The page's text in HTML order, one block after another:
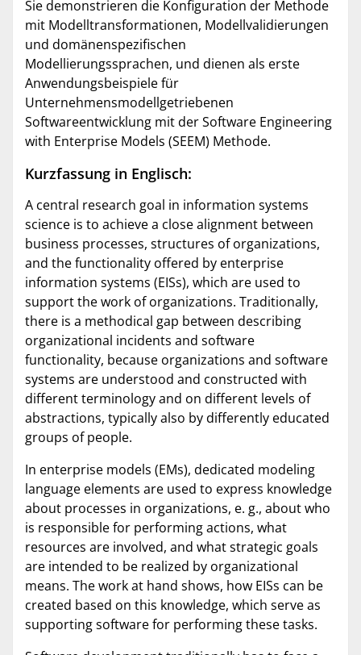
Sie demonstrieren die Konfiguration der Methode
mit Modelltransformationen, Modellvalidierungen
und domänenspezifischen
Modellierungssprachen, und dienen als erste
Anwendungsbeispiele für
Unternehmensmodellgetriebenen
Softwareentwicklung mit der Software Engineering
with Enterprise Models (SEEM) Methode.
Kurzfassung in Englisch:
A central research goal in information systems
science is to achieve a close alignment between
business processes, structures of organizations,
and the functionality offered by enterprise
information systems (EISs), which are used to
support the work of organizations. Traditionally,
there is a methodical gap between describing
organizational incidents and software
functionality, because organizations and software
systems are understood and constructed with
different terminology and on different levels of
abstractions, typically also by differently educated
groups of people.
In enterprise models (EMs), dedicated modeling
language elements are used to express knowledge
about processes in organizations, e. g., about who
is responsible for performing actions, what
resources are involved, and what strategic goals
are intended to be realized by organizational
means. The work at hand shows, how EISs can be
created based on this knowledge, which serve as
supporting software for performing these tasks.